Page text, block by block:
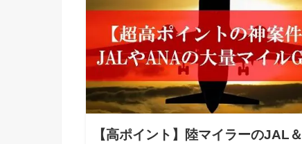
【高ポイント】陸マイラーのJAL＆